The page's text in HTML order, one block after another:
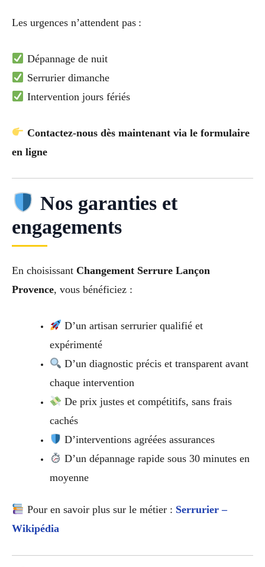
Les urgences n’attendent pas :
Dépannage de nuit
Serrurier dimanche
Intervention jours fériés
Contactez-nous dès maintenant via le formulaire
en ligne
Nos garanties et
engagements
En choisissant Changement Serrure Lançon
Provence, vous bénéficiez :
D’un artisan serrurier qualifié et
expérimenté
D’un diagnostic précis et transparent avant
chaque intervention
De prix justes et compétitifs, sans frais
cachés
D’interventions agréées assurances
D’un dépannage rapide sous 30 minutes en
moyenne
Pour en savoir plus sur le métier : Serrurier –
Wikipédia